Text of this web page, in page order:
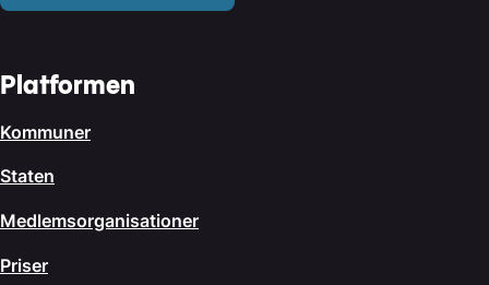
Platformen
Kommuner
Staten
Medlemsorganisationer
Priser